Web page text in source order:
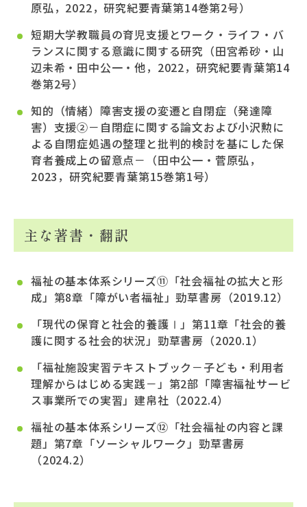
原弘，2022，研究紀要青葉第14巻第2号）
短期大学教職員の育児支援とワーク・ライフ・バ
ランスに関する意識に関する研究（田宮希砂・山
辺未希・田中公一・他，2022，研究紀要青葉第14
巻第2号）
知的（情緒）障害支援の変遷と自閉症（発達障
害）支援②－自閉症に関する論文および小沢勲に
よる自閉症処遇の整理と批判的検討を基にした保
育者養成上の留意点－（田中公一・菅原弘，
2023，研究紀要青葉第15巻第1号）
主な著書・翻訳
福祉の基本体系シリーズ⑪「社会福祉の拡大と形
成」第8章「障がい者福祉」勁草書房（2019.12）
「現代の保育と社会的養護Ⅰ」第11章「社会的養
護に関する社会的状況」勁草書房（2020.1）
「福祉施設実習テキストブック－子ども・利用者
理解からはじめる実践－」第2部「障害福祉サービ
ス事業所での実習」建帛社（2022.4）
福祉の基本体系シリーズ⑫「社会福祉の内容と課
題」第7章「ソーシャルワーク」勁草書房
（2024.2）